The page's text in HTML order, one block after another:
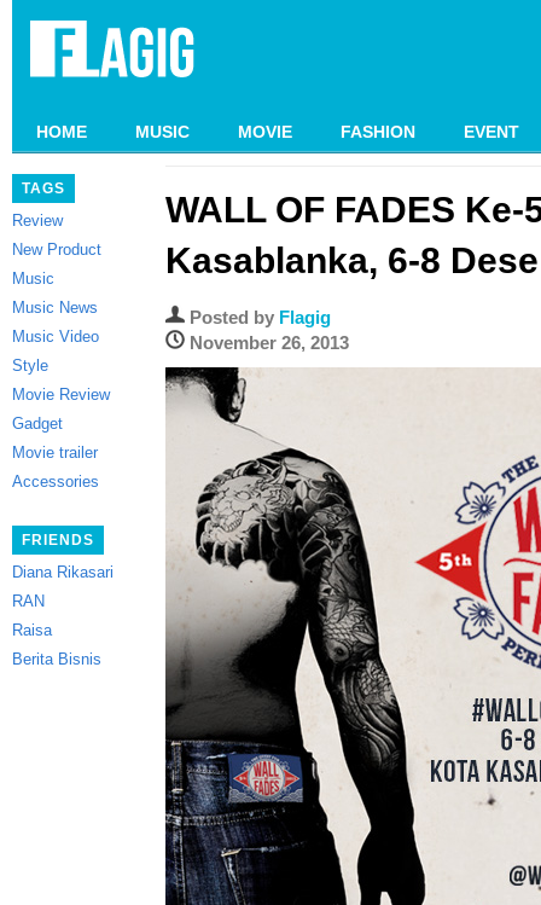
HOME MUSIC MOVIE FASHION EVENT
TAGS
Review
New Product
Music
Music News
Music Video
Style
Movie Review
Gadget
Movie trailer
Accessories
FRIENDS
Diana Rikasari
RAN
Raisa
Berita Bisnis
WALL OF FADES Ke-
Kasablanka, 6-8
Posted by Flagig
November 26, 2013